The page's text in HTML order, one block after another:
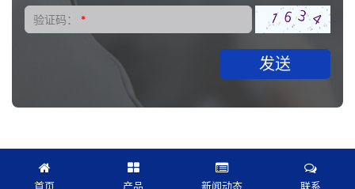
验证码： *
发送
首页 产品 新闻动态 联系